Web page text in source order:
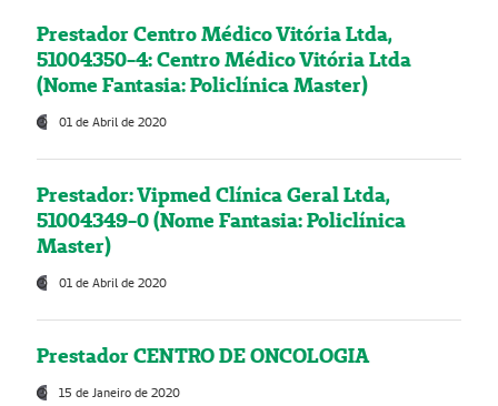
Prestador Centro Médico Vitória Ltda,
51004350-4: Centro Médico Vitória Ltda
(Nome Fantasia: Policlínica Master)
01 de Abril de 2020
Prestador: Vipmed Clínica Geral Ltda,
51004349-0 (Nome Fantasia: Policlínica
Master)
01 de Abril de 2020
Prestador CENTRO DE ONCOLOGIA
15 de Janeiro de 2020